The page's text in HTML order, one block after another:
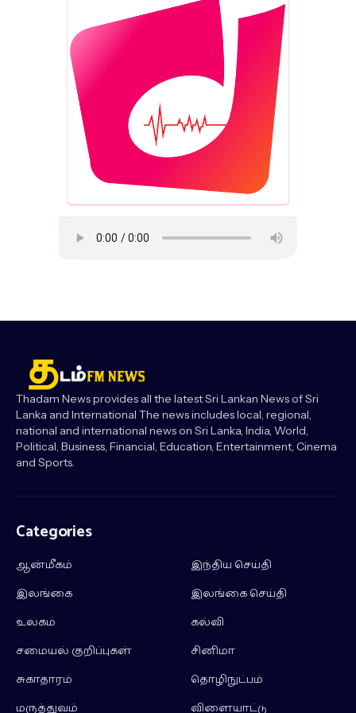
Thadam News provides all the latest Sri Lankan News of Sri
Lanka and International The news includes local, regional,
national and international news on Sri Lanka, India, World,
Political, Business, Financial, Education, Entertainment, Cinema
and Sports.
Categories
ஆன்மீகம்
இந்திய செய்தி
இலங்கை
இலங்கை செய்தி
உலகம்
கல்வி
சமையல் குறிப்புகள்
சினிமா
சுகாதாரம்
தொழிநுட்பம்
மருத்துவம்
விளையாட்டு